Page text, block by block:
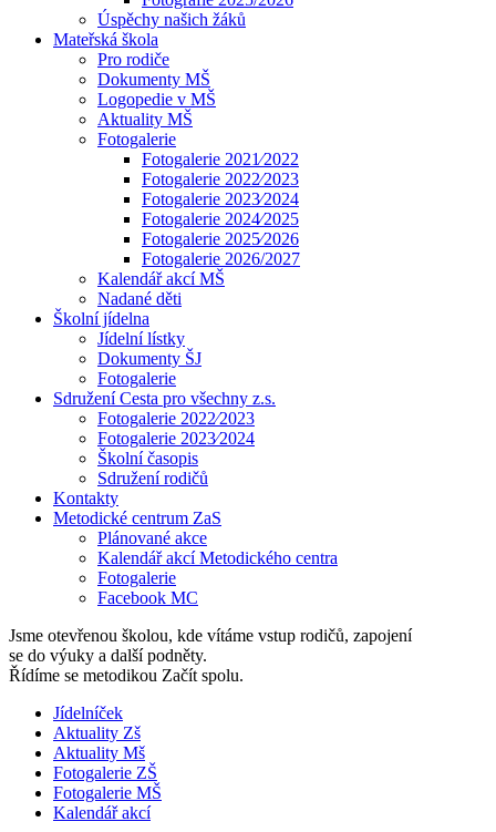
Úspěchy našich žáků
Mateřská škola
Pro rodiče
Dokumenty MŠ
Logopedie v MŠ
Aktuality MŠ
Fotogalerie
Fotogalerie 2021⁄2022
Fotogalerie 2022⁄2023
Fotogalerie 2023⁄2024
Fotogalerie 2024⁄2025
Fotogalerie 2025⁄2026
Fotogalerie 2026/2027
Kalendář akcí MŠ
Nadané děti
Školní jídelna
Jídelní lístky
Dokumenty ŠJ
Fotogalerie
Sdružení Cesta pro všechny z.s.
Fotogalerie 2022⁄2023
Fotogalerie 2023⁄2024
Školní časopis
Sdružení rodičů
Kontakty
Metodické centrum ZaS
Plánované akce
Kalendář akcí Metodického centra
Fotogalerie
Facebook MC
Jsme otevřenou školou, kde vítáme vstup rodičů, zapojení
se do výuky a další podněty.
Řídíme se metodikou Začít spolu.
Jídelníček
Aktuality Zš
Aktuality Mš
Fotogalerie ZŠ
Fotogalerie MŠ
Kalendář akcí